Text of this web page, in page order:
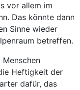
vor allem im
Das könnte dann
Sinne wieder
betreffen.
Heftigkeit der
dafür, das